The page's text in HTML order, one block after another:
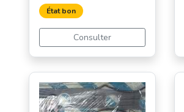
État bon
Consulter